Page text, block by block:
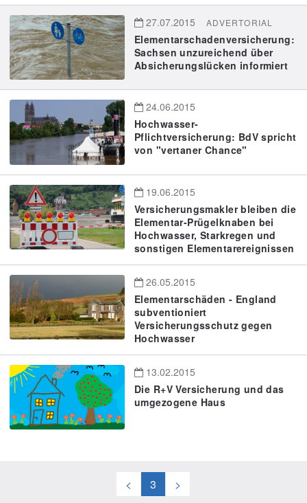
27.07.2015 ADVERTORIAL
Elementarschadenversicherung:
Sachsen unzureichend über
Absicherungslücken informiert
24.06.2015
Hochwasser-
Pflichtversicherung: BdV spricht
von "vertaner Chance"
19.06.2015
Versicherungsmakler bleiben die
Elementar-Prügelknaben bei
Hochwasser, Starkregen und
sonstigen Elementarereignissen
26.05.2015
Elementarschäden - England
subventioniert
Versicherungsschutz gegen
Hochwasser
13.02.2015
Die R+V Versicherung und das
umgezogene Haus
< 3 >